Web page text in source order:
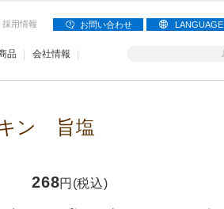
採用情報 お問い合わせ LANGUAGE
品 会社情報
ン 旨塩
268円(税込)